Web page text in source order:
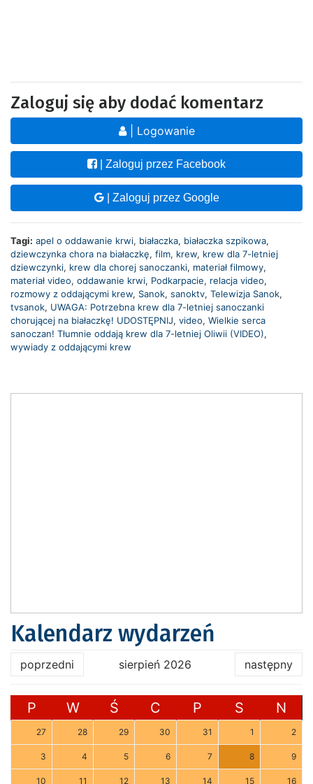
Zaloguj się aby dodać komentarz
| Logowanie
| Zaloguj przez Facebook
| Zaloguj przez Google
Tagi: apel o oddawanie krwi, białaczka, białaczka szpikowa,
dziewczynka chora na białaczkę, film, krew, krew dla 7-letniej
dziewczynki, krew dla chorej sanoczanki, materiał filmowy,
materiał video, oddawanie krwi, Podkarpacie, relacja video,
rozmowy z oddającymi krew, Sanok, sanoktv, Telewizja Sanok,
tvsanok, UWAGA: Potrzebna krew dla 7-letniej sanoczanki
chorującej na białaczkę! UDOSTĘPNIJ, video, Wielkie serca
sanoczan! Tłumnie oddają krew dla 7-letniej Oliwii (VIDEO),
wywiady z oddającymi krew
Kalendarz wydarzeń
poprzedni sierpień 2026 następny
P W Ś C P S N
27 28 29 30 31 1 2
3 4 5 6 7 8 9
10 11 12 13 14 15 16